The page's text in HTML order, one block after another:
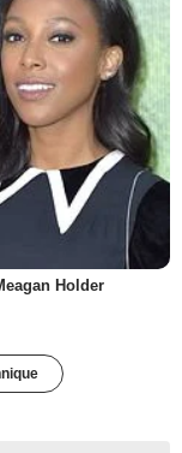
Holder